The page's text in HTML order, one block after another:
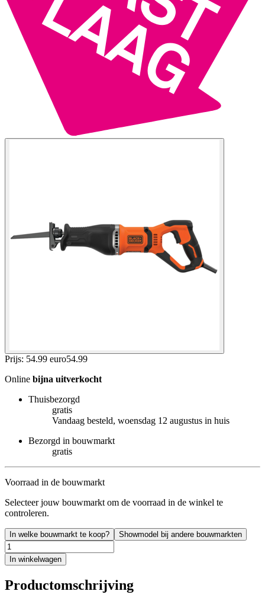
Prijs: 54.99 euro54.99
Online bijna uitverkocht
Thuisbezorgd
gratis
Vandaag besteld, woensdag 12 augustus in huis
Bezorgd in bouwmarkt
gratis
Voorraad in de bouwmarkt
Selecteer jouw bouwmarkt om de voorraad in de winkel te
controleren.
In welke bouwmarkt te koop? Showmodel bij andere bouwmarkten
In winkelwagen
Productomschrijving